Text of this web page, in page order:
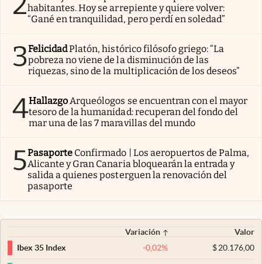
habitantes. Hoy se arrepiente y quiere volver:
“Gané en tranquilidad, pero perdí en soledad”
3FelicidadPlatón, histórico filósofo griego: “La
pobreza no viene de la disminución de las
riquezas, sino de la multiplicación de los deseos”
4Hallazgo Arqueólogos se encuentran con el mayor
tesoro de la humanidad: recuperan del fondo del
mar una de las 7 maravillas del mundo
5Pasaporte Confirmado | Los aeropuertos de Palma,
Alicante y Gran Canaria bloquearán la entrada y
salida a quienes posterguen la renovación del
pasaporte
Variación
Valor
Ibex 35 Index
-0,02% $20.176,00